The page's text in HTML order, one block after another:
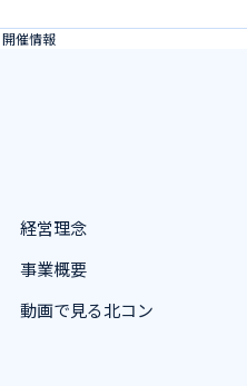
開催情報
経営理念
事業概要
動画で見る北コン